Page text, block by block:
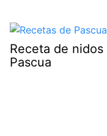
Receta de nidos
Pascua